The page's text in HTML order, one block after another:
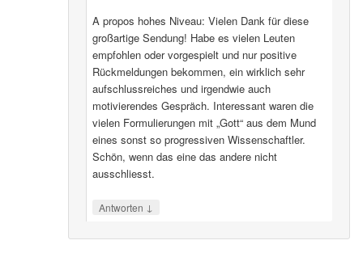
A propos hohes Niveau: Vielen Dank für diese
großartige Sendung! Habe es vielen Leuten
empfohlen oder vorgespielt und nur positive
Rückmeldungen bekommen, ein wirklich sehr
aufschlussreiches und irgendwie auch
motivierendes Gespräch. Interessant waren die
vielen Formulierungen mit „Gott“ aus dem Mund
eines sonst so progressiven Wissenschaftler.
Schön, wenn das eine das andere nicht
ausschliesst.
Antworten ↓